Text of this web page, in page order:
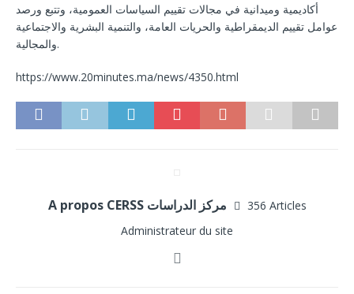
أكاديمية وميدانية في مجالات تقييم السياسات العمومية، وتتبع ورصد
عوامل تقييم الديمقراطية والحريات العامة، والتنمية البشرية والاجتماعية
والمجالية.
https://www.20minutes.ma/news/4350.html
356 Articles
Administrateur du site